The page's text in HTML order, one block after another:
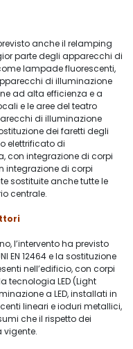
anche il relamping
parte degli apparecchi di
lampade fluorescenti,
di illuminazione
ad alta efficienza e a
e le aree del teatro
di illuminazione
dei faretti degli
elettrificato di
con integrazione di corpi
integrazione di corpi
sostituite anche tutte le
centrale.
l’intervento ha previsto
EN 12464 e la sostituzione
nell’edificio, con corpi
tecnologia LED (Light
a LED, installati in
lineari e ioduri metallici,
che il rispetto dei
vigente.